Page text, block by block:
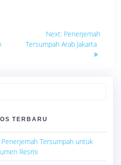
Next: Next
post:
Penerjemah
Tersumpah Arab Jakarta
TERBARU
Penerjemah Tersumpah untuk
Resmi